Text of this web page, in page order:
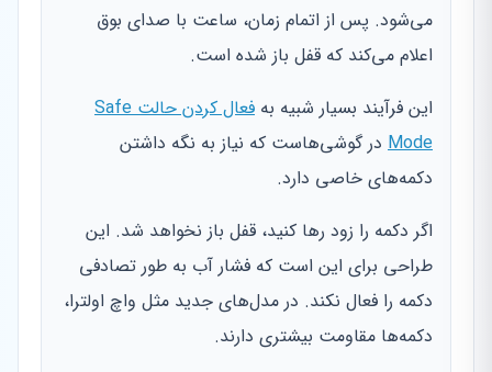
می‌شود. پس از اتمام زمان، ساعت با صدای بوق
اعلام می‌کند که قفل باز شده است.
این فرآیند بسیار شبیه به
فعال کردن حالت Safe
Mode در گوشی‌هاست که نیاز به نگه داشتن
دکمه‌های خاصی دارد.
اگر دکمه را زود رها کنید، قفل باز نخواهد شد. این
طراحی برای این است که فشار آب به طور تصادفی
دکمه را فعال نکند. در مدل‌های جدید مثل واچ اولترا،
دکمه‌ها مقاومت بیشتری دارند.